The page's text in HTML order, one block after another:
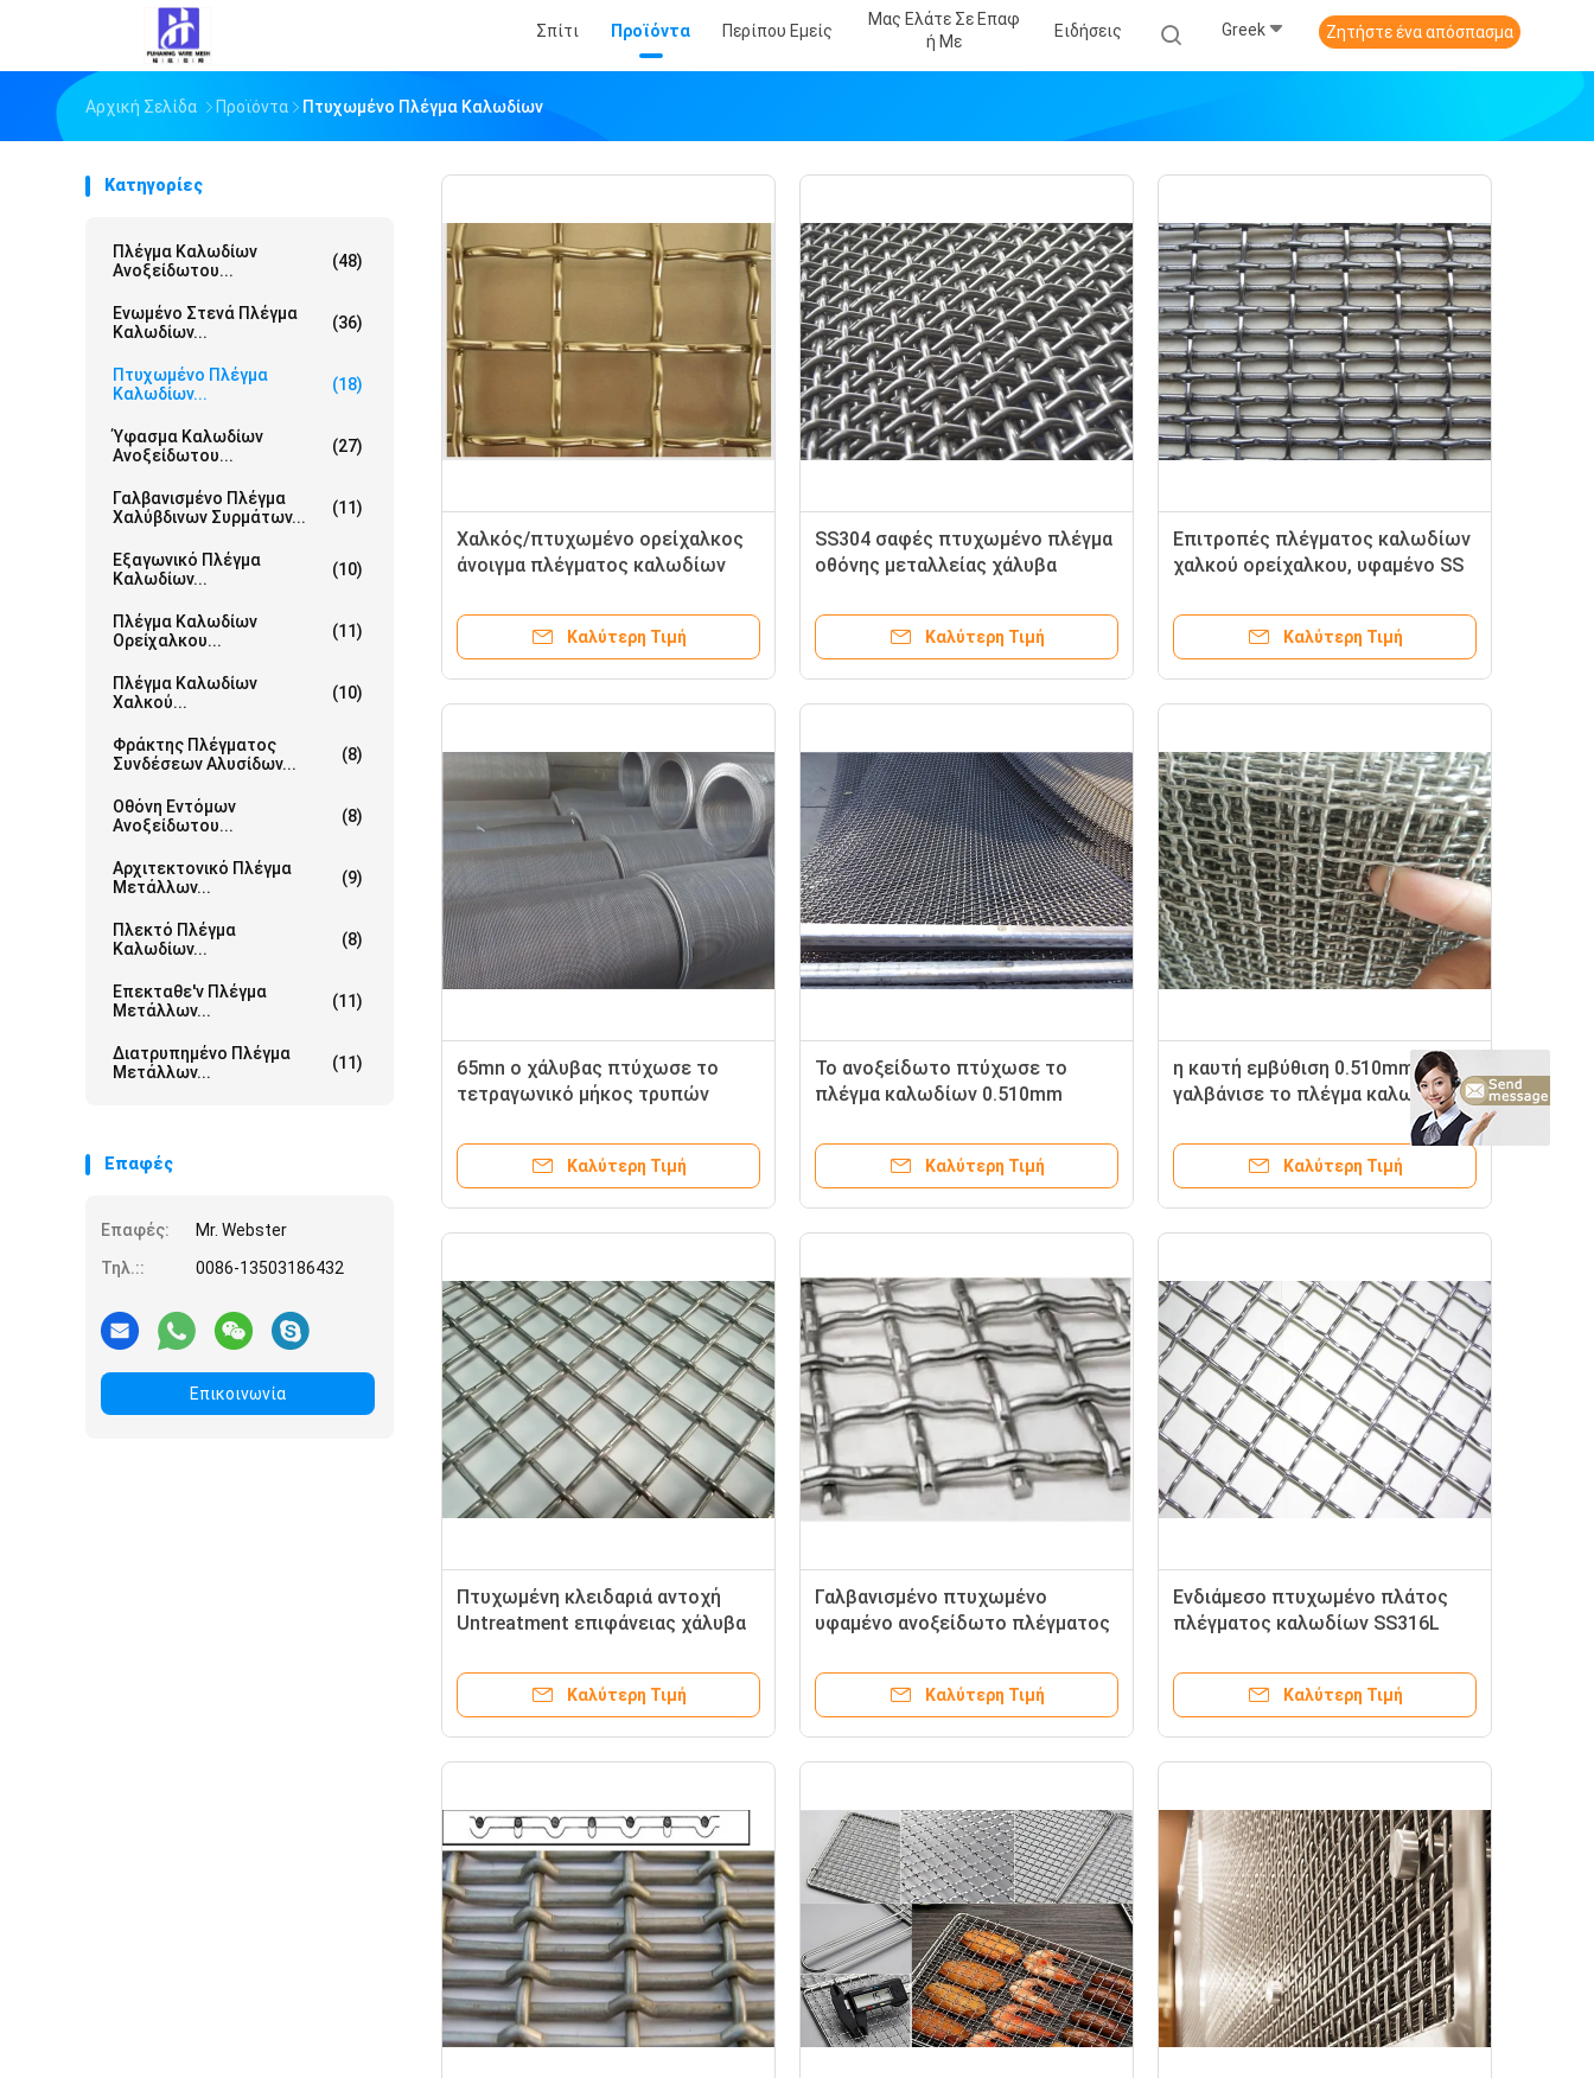
Σπίτι Προϊόντα Περίπου Εμείς
Μας Ελάτε Σε Επαφ
Ή Με
Ειδήσεις Greek Ζητήστε ένα απόσπασμα
Αρχική Σελίδα Προϊόντα Πτυχωμένο Πλέγμα Καλωδίων
Κατηγορίες
Πλέγμα Καλωδίων
Ανοξείδωτου...
(48)
Ενωμένο Στενά Πλέγμα
Καλωδίων...
(36)
Πτυχωμένο Πλέγμα
Καλωδίων...
(18)
Ύφασμα Καλωδίων
Ανοξείδωτου...
(27)
Γαλβανισμένο Πλέγμα
Χαλύβδινων Συρμάτων...
(11)
Εξαγωνικό Πλέγμα
Καλωδίων...
(10)
Πλέγμα Καλωδίων
Ορείχαλκου...
(11)
Πλέγμα Καλωδίων
Χαλκού...
(10)
Φράκτης Πλέγματος
Συνδέσεων Αλυσίδων...
(8)
Οθόνη Εντόμων
Ανοξείδωτου...
(8)
Αρχιτεκτονικό Πλέγμα
Μετάλλων...
(9)
Πλεκτό Πλέγμα
Καλωδίων...
(8)
Επεκταθε'ν Πλέγμα
Μετάλλων...
(11)
Διατρυπημένο Πλέγμα
Μετάλλων...
(11)
Επαφές
Επαφές:
Mr. Webster
Τηλ.::
0086-13503186432
Επικοινωνία
Χαλκός/πτυχωμένο ορείχαλκος
άνοιγμα πλέγματος καλωδίων
οξέα για τα γραφεία
Καλύτερη Τιμή
SS304 σαφές πτυχωμένο πλέγμα
οθόνης μεταλλείας χάλυβα
καλωδίων
Καλύτερη Τιμή
Επιτροπές πλέγματος καλωδίων
χαλκού ορείχαλκου, υφαμένο SS
πλέγμα
Καλύτερη Τιμή
65mn ο χάλυβας πτύχωσε το
τετραγωνικό μήκος τρυπών
προσαρμόστηκε για το
κοσκίνισμα
Καλύτερη Τιμή
Το ανοξείδωτο πτύχωσε το
πλέγμα καλωδίων 0.510mm
τη μεταλλεία
Καλύτερη Τιμή
η καυτή εμβύθιση 0.510mm
γαλβάνισε το πλέγμα καλωδίων,
πτυχωμένο ανοξείδωτο πλέγμα
για την προστασία
Καλύτερη Τιμή
Πτυχωμένη κλειδαριά αντοχή
Untreatment επιφάνειας χάλυβα
Καλύτερη Τιμή
Γαλβανισμένο πτυχωμένο
υφαμένο ανοξείδωτο πλέγματος
στα οξέα
Καλύτερη Τιμή
Ενδιάμεσο πτυχωμένο πλάτος
πλέγματος καλωδίων SS316L
Καλύτερη Τιμή